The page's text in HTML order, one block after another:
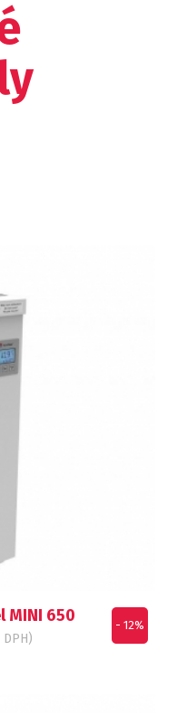
MINI 650
- 12%